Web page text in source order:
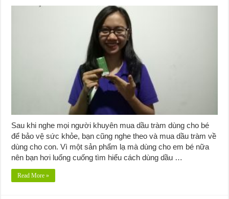
Sau khi nghe mọi người khuyên mua dầu tràm dùng cho bé
để bảo vệ sức khỏe, bạn cũng nghe theo và mua dầu tràm về
dùng cho con. Vì một sản phẩm lạ mà dùng cho em bé nữa
nên bạn hơi luống cuống tìm hiểu cách dùng dầu …
Read More »